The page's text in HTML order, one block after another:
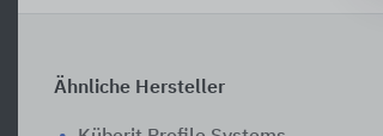
Ähnliche Hersteller